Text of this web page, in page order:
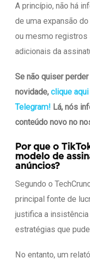
A princípio, não há
de uma expansão
ou mesmo registros
adicionais da
Se não quiser
novidade, clique
Telegram! Lá, nós
conteúdo novo no
Por que o
modelo de
anúncios?
Segundo o
principal fonte de
justifica a
estratégias que
No entanto, um